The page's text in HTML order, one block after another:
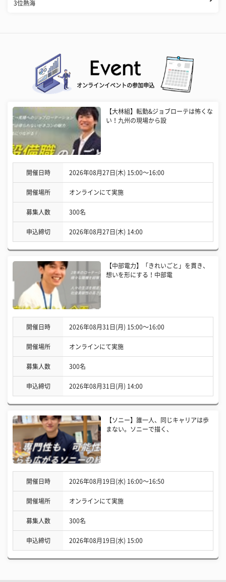
3位熱海
オンラインイベントの参加申込
【大林組】転勤&ジョブローテは怖くな
い！九州の現場から設
開催日時 2026年08月27日(木) 15:00〜16:00
開催場所 オンラインにて実施
募集人数 300名
申込締切 2026年08月27日(木) 14:00
【中部電力】「きれいごと」を貫き、
想いを形にする！中部電
開催日時 2026年08月31日(月) 15:00〜16:00
開催場所 オンラインにて実施
募集人数 300名
申込締切 2026年08月31日(月) 14:00
【ソニー】誰一人、同じキャリアは歩
まない。ソニーで描く、
開催日時 2026年08月19日(水) 16:00〜16:50
開催場所 オンラインにて実施
募集人数 300名
申込締切 2026年08月19日(水) 15:00